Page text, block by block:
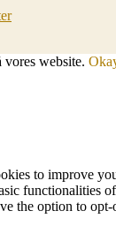
website.
to improve
functionalities
the option to